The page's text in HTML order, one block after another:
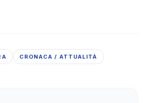
CRONACA / ATTUALITÀ